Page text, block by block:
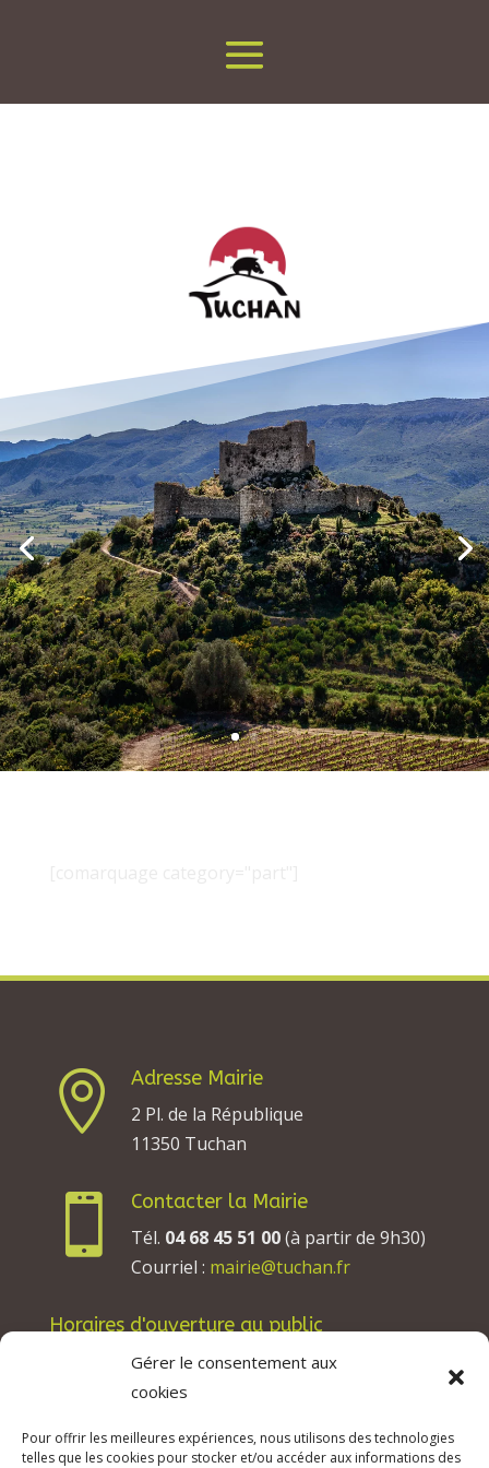
Gérer le consentement aux
cookies
Pour offrir les meilleures expériences, nous utilisons des technologies
telles que les cookies pour stocker et/ou accéder aux informations des

Adresse Mairie
2 Pl. de la République
11350 Tuchan

Contacter la Mairie
Tél. 04 68 45 51 00(à partir de 9h30)
Courriel : mairie@tuchan.fr
Horaires d'ouverture au public
Les lundis, mardis et jeudis : de 8h à 12h et de
13h30 à 17h30.
Les vendredis : de 8h à 12h.